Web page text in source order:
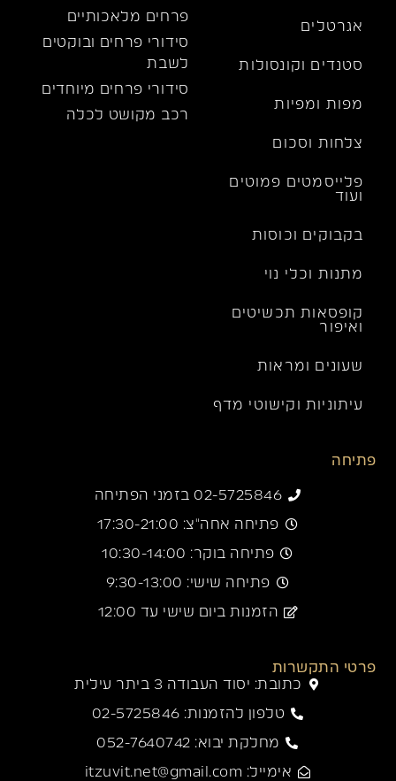
אגרטלים
סטנדים וקונסולות
מפות ומפיות
צלחות וסכום
פלייסמטים פמוטים
ועוד
בקבוקים וכוסות
מתנות וכלי נוי
קופסאות תכשיטים
ואיפור
שעונים ומראות
עיתוניות וקישוטי מדף
פרחים מלאכותיים
סידורי פרחים ובוקטים
לשבת
סידורי פרחים מיוחדים
רכב מקושט לכלה
פתיחה
02-5725846 בזמני הפתיחה
פתיחה אחה"צ: 17:30-21:00
פתיחה בוקר: 10:30-14:00
פתיחה שישי: 9:30-13:00
הזמנות ביום שישי עד 12:00
פרטי התקשרות
כתובת: יסוד העבודה 3 ביתר עילית
טלפון להזמנות: 02-5725846
מחלקת יבוא: 052-7640742
אימייל: itzuvit.net@gmail.com